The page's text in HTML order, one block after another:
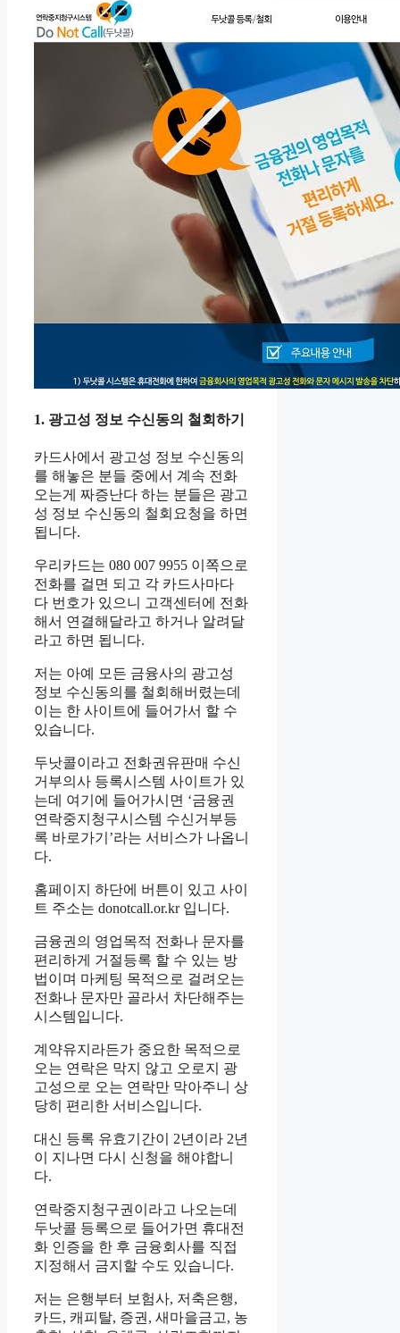
1. 광고성 정보 수신동의 철회하기
카드사에서 광고성 정보 수신동의
를 해놓은 분들 중에서 계속 전화
오는게 짜증난다 하는 분들은 광고
성 정보 수신동의 철회요청을 하면
됩니다.
우리카드는 080 007 9955 이쪽으로
전화를 걸면 되고 각 카드사마다
다 번호가 있으니 고객센터에 전화
해서 연결해달라고 하거나 알려달
라고 하면 됩니다.
저는 아예 모든 금융사의 광고성
정보 수신동의를 철회해버렸는데
이는 한 사이트에 들어가서 할 수
있습니다.
두낫콜이라고 전화권유판매 수신
거부의사 등록시스템 사이트가 있
는데 여기에 들어가시면 ‘금융권
연락중지청구시스템 수신거부등
록 바로가기’라는 서비스가 나옵니
다.
홈페이지 하단에 버튼이 있고 사이
트 주소는 donotcall.or.kr 입니다.
금융권의 영업목적 전화나 문자를
편리하게 거절등록 할 수 있는 방
법이며 마케팅 목적으로 걸려오는
전화나 문자만 골라서 차단해주는
시스템입니다.
계약유지라든가 중요한 목적으로
오는 연락은 막지 않고 오로지 광
고성으로 오는 연락만 막아주니 상
당히 편리한 서비스입니다.
대신 등록 유효기간이 2년이라 2년
이 지나면 다시 신청을 해야합니
다.
연락중지청구권이라고 나오는데
두낫콜 등록으로 들어가면 휴대전
화 인증을 한 후 금융회사를 직접
지정해서 금지할 수도 있습니다.
저는 은행부터 보험사, 저축은행,
카드, 캐피탈, 증권, 새마을금고, 농